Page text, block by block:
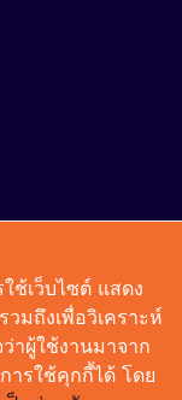
ร
ช้เว็บไซต์ แสดง
มถึงเพื่อวิเคราะห์
าผู้ใช้งานมาจาก
ารใช้คุกกี้ได้ โดย